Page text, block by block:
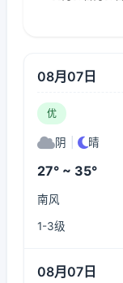
08月07日
优
阴 晴
27° ~ 35°
南风
1-3级
08月07日